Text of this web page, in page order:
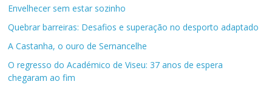
Envelhecer sem estar sozinho
Quebrar barreiras: Desafios e superação no desporto adaptado
A Castanha, o ouro de Sernancelhe
O regresso do Académico de Viseu: 37 anos de espera
chegaram ao fim